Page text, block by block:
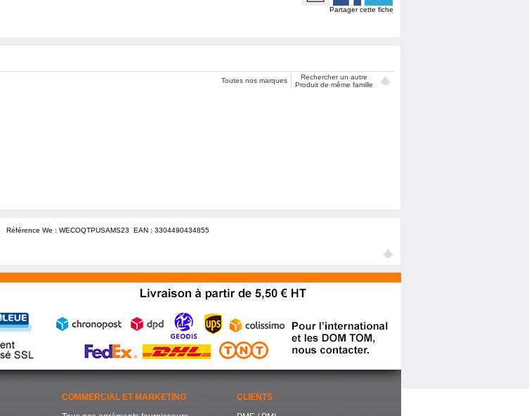
Partager cette fiche
Toutes nos marques
Rechercher un autre
Produit de même famille
Référence We : WECOQTPUSAMS23 EAN : 3304490434855
COMMERCIAL ET MARKETING
CLIENTS